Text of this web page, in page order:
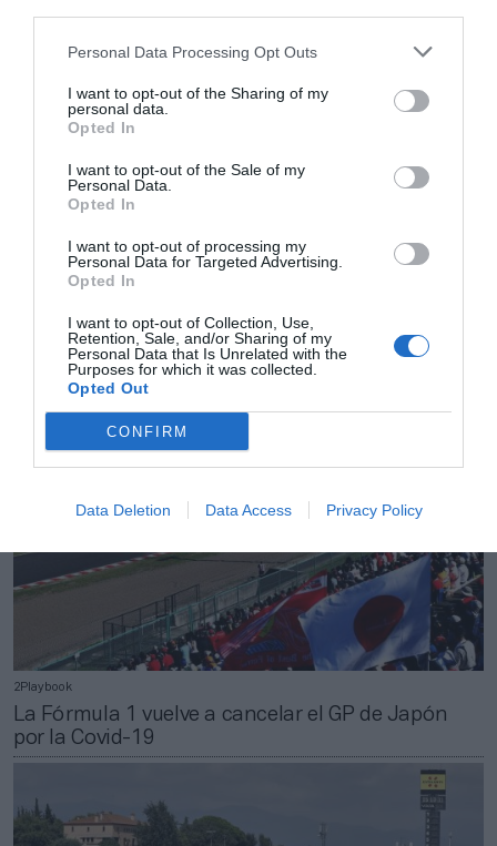
Personal Data Processing Opt Outs
I want to opt-out of the Sharing of my
personal data.
Opted In
I want to opt-out of the Sale of my
Personal Data.
Opted In
I want to opt-out of processing my
Personal Data for Targeted Advertising.
Opted In
I want to opt-out of Collection, Use,
Retention, Sale, and/or Sharing of my
Personal Data that Is Unrelated with the
Purposes for which it was collected.
Opted Out
CONFIRM
Data Deletion Data Access Privacy Policy
2Playbook
ya supera los 20 millones de fans menores de
2Playbook
La Fórmula 1 vuelve a cancelar el GP de Japón
por la Covid-19